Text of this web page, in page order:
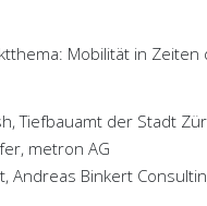
Mobilität in Zeiten
Tiefbauamt der Stadt
metron AG
Andreas Binkert